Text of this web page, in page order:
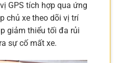
GPS tích hợp qua ứng
chủ xe theo dõi vị trí
giảm thiểu tối đa rủi
sự cố mất xe.